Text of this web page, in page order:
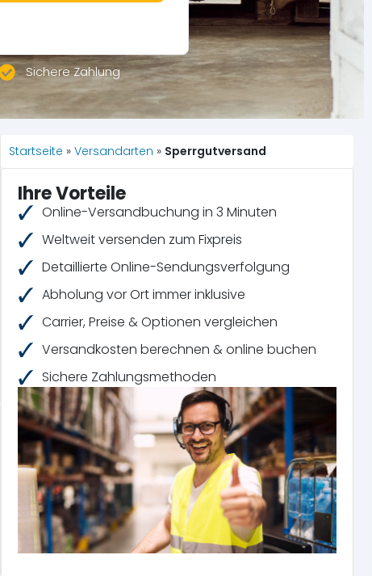
Sichere Zahlung
Startseite » Versandarten » Sperrgutversand
Ihre Vorteile
Online-Versandbuchung in 3 Minuten
Weltweit versenden zum Fixpreis
Detaillierte Online-Sendungsverfolgung
Abholung vor Ort immer inklusive
Carrier, Preise & Optionen vergleichen
Versandkosten berechnen & online buchen
Sichere Zahlungsmethoden